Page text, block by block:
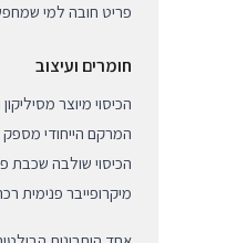
פריט חובה למי
חומרים ועיצוב
הכיסוי מיוצר
המרקם הייחודי
הכיסוי שולבה שכבת
מיקרופייבר פנימית